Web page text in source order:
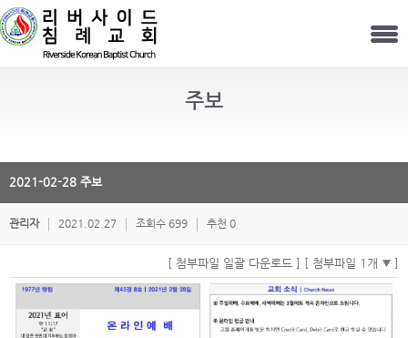
주보
2021-02-28 주보
관리자 2021.02.27 조회수 699 추천 0
[ 첨부파일 일괄 다운로드 ] [ 첨부파일 1개 ]